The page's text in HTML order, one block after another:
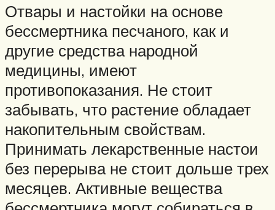
Отвары и настойки на основе
бессмертника песчаного, как и
другие средства народной
медицины, имеют
противопоказания. Не стоит
забывать, что растение обладает
накопительным свойствам.
Принимать лекарственные настои
без перерыва не стоит дольше трех
месяцев. Активные вещества